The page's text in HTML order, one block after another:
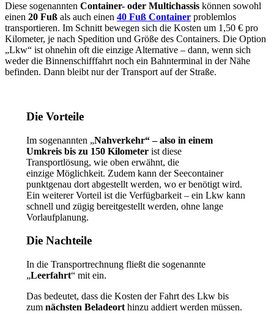
Diese sogenannten Container- oder Multichassis können sowohl
einen 20 Fuß als auch einen 40 Fuß Container problemlos
transportieren. Im Schnitt bewegen sich die Kosten um 1,50 € pro
Kilometer, je nach Spedition und Größe des Containers. Die Option
„Lkw“ ist ohnehin oft die einzige Alternative – dann, wenn sich
weder die Binnenschifffahrt noch ein Bahnterminal in der Nähe
befinden. Dann bleibt nur der Transport auf der Straße.
Die Vorteile
Im sogenannten „Nahverkehr“ – also in einem
Umkreis bis zu 150 Kilometerist diese
Transportlösung, wie oben erwähnt, die
einzige Möglichkeit. Zudem kann der Seecontainer
punktgenau dort abgestellt werden, wo er benötigt wird.
Ein weiterer Vorteil ist die Verfügbarkeit – ein Lkw kann
schnell und zügig bereitgestellt werden, ohne lange
Vorlaufplanung.
Die Nachteile
In die Transportrechnung fließt die sogenannte
„Leerfahrt“ mit ein.
Das bedeutet, dass die Kosten der Fahrt des Lkw bis
zum nächsten Beladeorthinzu addiert werden müssen.